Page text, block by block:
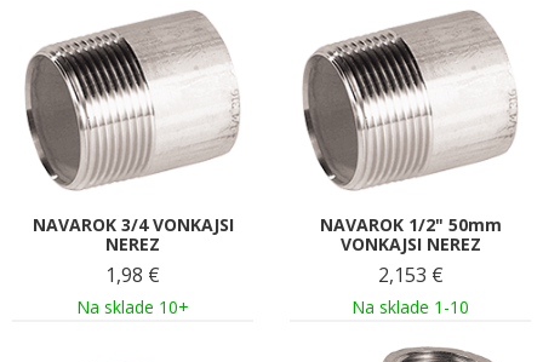
NAVAROK 3/4 VONKAJSI
NEREZ
1,98 €
Na sklade 10+
NAVAROK 1/2" 50mm
VONKAJSI NEREZ
2,153 €
Na sklade 1-10